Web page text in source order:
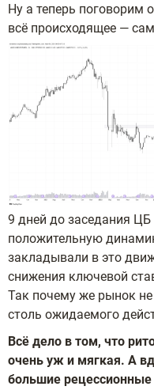
Ну а теперь поговорим
всё происходящее —
9 дней до заседания
положительную
закладывали в это
снижения ключевой
Так почему же рынок не
столь ожидаемого
Всё дело в том, что
очень уж и мягкая. А
большие